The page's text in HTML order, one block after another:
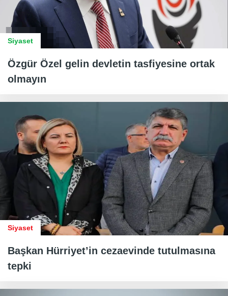
Siyaset
Özgür Özel gelin devletin tasfiyesine ortak
olmayın
Siyaset
Başkan Hürriyet’in cezaevinde tutulmasına
tepki